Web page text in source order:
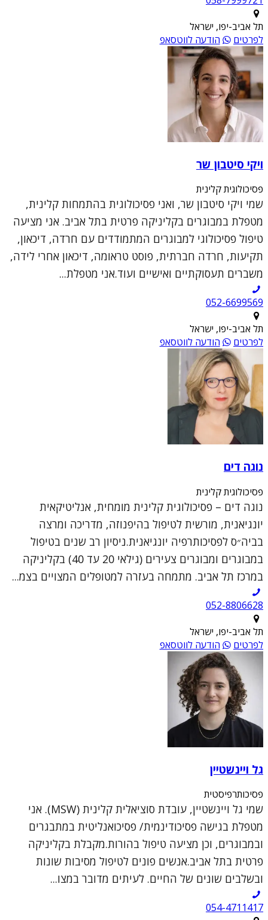
תל אביב-יפו, ישראל
לפרטים
הודעה לווטסאפ
ויקי סיטבון שר
פסיכולוגית קלינית
שמי ויקי סיטבון שר, ואני פסיכולוגית בהתמחות קלינית,
מטפלת במבוגרים בקליניקה פרטית בתל אביב. אני מציעה
טיפול פסיכולוגי למבוגרים המתמודדים עם חרדה, דיכאון,
תקיעות, חרדה חברתית, פוסט טראומה, דיכאון אחרי לידה,
משברים תעסוקתיים ואישיים ועוד.אני מטפלת...
052-6699569
תל אביב-יפו, ישראל
לפרטים
הודעה לווטסאפ
נוגה דים
פסיכולוגית קלינית
נוגה דים – פסיכולוגית קלינית מומחית, אנליטיקאית
יונגיאנית, מורשית לטיפול בהיפנוזה, מדריכה ומרצה
בביה״ס לפסיכותרפיה יונגיאנית.ניסיון רב שנים בטיפול
במבוגרים ומבוגרים צעירים (גילאי 20 עד 40) בקליניקה
במרכז תל אביב. מתמחה בעזרה למטופלים המצויים בצמ...
052-8806628
תל אביב-יפו, ישראל
לפרטים
הודעה לווטסאפ
גל ויינשטיין
פסיכותרפיסטית
שמי גל ויינשטיין, עובדת סוציאלית קלינית (MSW). אני
מטפלת בגישה פסיכודינמית/ פסיכואנליטית במתבגרים
ובמבוגרים, וכן מציעה טיפול בהורות.מקבלת בקליניקה
פרטית בתל אביב.אנשים פונים לטיפול מסיבות שונות
ובשלבים שונים של החיים. לעיתים מדובר במצו...
054-4711417